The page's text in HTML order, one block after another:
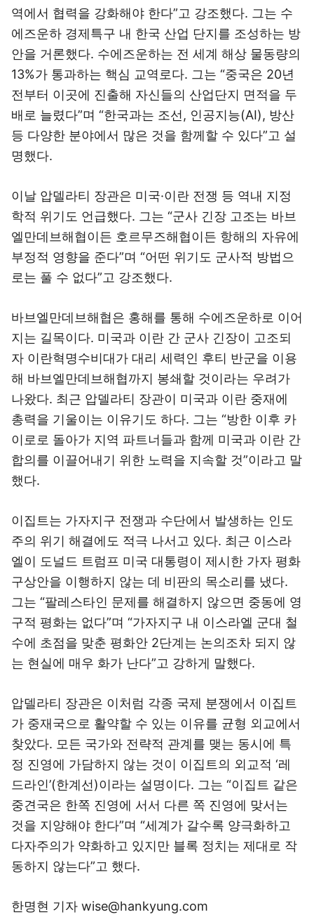
역에서 협력을 강화해야 한다”고 강조했다. 그는 수
에즈운하 경제특구 내 한국 산업 단지를 조성하는 방
안을 거론했다. 수에즈운하는 전 세계 해상 물동량의
13%가 통과하는 핵심 교역로다. 그는 “중국은 20년
전부터 이곳에 진출해 자신들의 산업단지 면적을 두
배로 늘렸다”며 “한국과는 조선, 인공지능(AI), 방산
등 다양한 분야에서 많은 것을 함께할 수 있다”고 설
명했다.
이날 압델라티 장관은 미국·이란 전쟁 등 역내 지정
학적 위기도 언급했다. 그는 “군사 긴장 고조는 바브
엘만데브해협이든 호르무즈해협이든 항해의 자유에
부정적 영향을 준다”며 “어떤 위기도 군사적 방법으
로는 풀 수 없다”고 강조했다.
바브엘만데브해협은 홍해를 통해 수에즈운하로 이어
지는 길목이다. 미국과 이란 간 군사 긴장이 고조되
자 이란혁명수비대가 대리 세력인 후티 반군을 이용
해 바브엘만데브해협까지 봉쇄할 것이라는 우려가
나왔다. 최근 압델라티 장관이 미국과 이란 중재에
총력을 기울이는 이유기도 하다. 그는 “방한 이후 카
이로로 돌아가 지역 파트너들과 함께 미국과 이란 간
합의를 이끌어내기 위한 노력을 지속할 것”이라고 말
했다.
이집트는 가자지구 전쟁과 수단에서 발생하는 인도
주의 위기 해결에도 적극 나서고 있다. 최근 이스라
엘이 도널드 트럼프 미국 대통령이 제시한 가자 평화
구상안을 이행하지 않는 데 비판의 목소리를 냈다.
그는 “팔레스타인 문제를 해결하지 않으면 중동에 영
구적 평화는 없다”며 “가자지구 내 이스라엘 군대 철
수에 초점을 맞춘 평화안 2단계는 논의조차 되지 않
는 현실에 매우 화가 난다”고 강하게 말했다.
압델라티 장관은 이처럼 각종 국제 분쟁에서 이집트
가 중재국으로 활약할 수 있는 이유를 균형 외교에서
찾았다. 모든 국가와 전략적 관계를 맺는 동시에 특
정 진영에 가담하지 않는 것이 이집트의 외교적 ‘레
드라인’(한계선)이라는 설명이다. 그는 “이집트 같은
중견국은 한쪽 진영에 서서 다른 쪽 진영에 맞서는
것을 지양해야 한다”며 “세계가 갈수록 양극화하고
다자주의가 약화하고 있지만 블록 정치는 제대로 작
동하지 않는다”고 했다.
한명현 기자 wise@hankyung.com